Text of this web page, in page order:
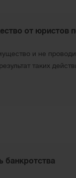
от юристов
и не
таких
банкротства